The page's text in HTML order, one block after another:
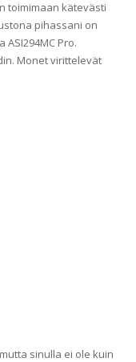
toimimaan kätevästi
pihassani on
ASI294MC Pro.
Monet virittelevät
sinulla ei ole kuin